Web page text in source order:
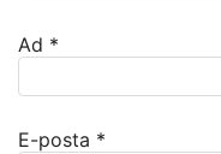
Ad *
E-posta *